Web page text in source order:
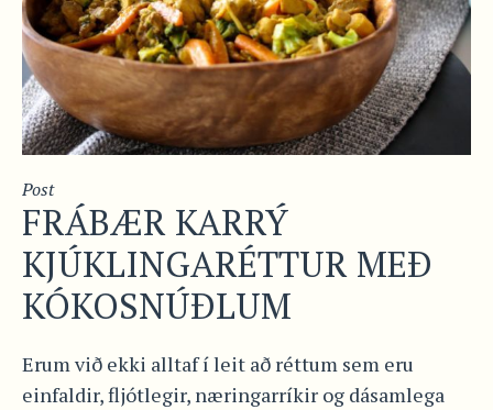
Post
FRÁBÆR KARRÝ
KJÚKLINGARÉTTUR MEÐ
KÓKOSNÚÐLUM
Erum við ekki alltaf í leit að réttum sem eru
einfaldir, fljótlegir, næringarríkir og dásamlega